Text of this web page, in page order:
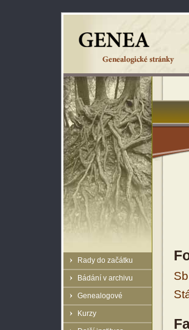
Rady do začátku
Bádání v archivu
Genealogové
Kurzy